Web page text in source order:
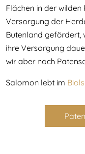
Flächen in der wilden
Versorgung der
Butenland gefördert,
ihre Versorgung
wir aber noch
Salomon lebt im